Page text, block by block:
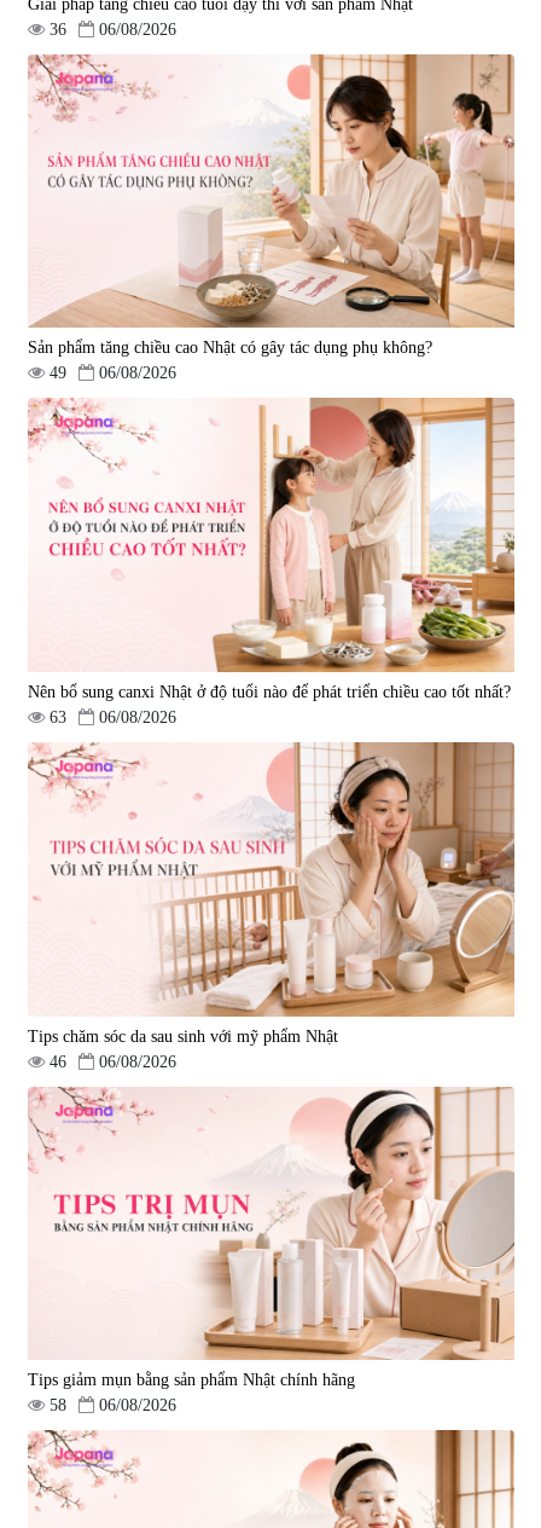
Giải pháp tăng chiều cao tuổi dậy thì với sản phẩm Nhật
36
06/08/2026
Sản phẩm tăng chiều cao Nhật có gây tác dụng phụ không?
49
06/08/2026
Nên bổ sung canxi Nhật ở độ tuổi nào để phát triển chiều cao tốt nhất?
63
06/08/2026
Tips chăm sóc da sau sinh với mỹ phẩm Nhật
46
06/08/2026
Tips giảm mụn bằng sản phẩm Nhật chính hãng
58
06/08/2026